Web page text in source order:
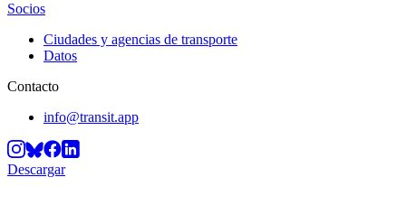
Socios
Ciudades y agencias de transporte
Datos
Contacto
info@transit.app
Descargar